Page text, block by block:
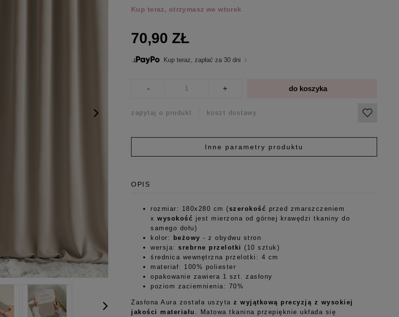
Kup teraz, otrzymasz we wtorek
70,90 ZŁ
Kup teraz, zapłać za 30 dni
- + do koszyka
zapytaj o produkt koszt dostawy
Inne parametry produktu
OPIS
rozmiar: 180x280 cm (szerokość przed zmarszczeniem
xwysokość jest mierzona od górnej krawędzi tkaniny do
samego dołu)
kolor: beżowy- z obydwu stron
wersja:srebrne przelotki (10 sztuk)
średnica wewnętrzna przelotki: 4 cm
materiał: 100% poliester
opakowanie zawiera 1 szt. zasłony
poziom zaciemnienia: 70%
Zasłona Aura została uszytaz wyjątkową precyzją z wysokiej
jakości materiału
. Matowa tkanina przepięknie układa się